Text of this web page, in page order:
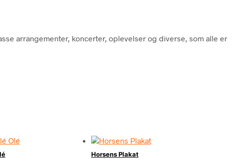
arrangementer, koncerter, oplevelser og diverse, som alle er
Horsens Plakat